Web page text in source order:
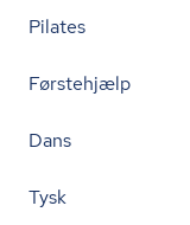
Pilates
Førstehjælp
Dans
Tysk